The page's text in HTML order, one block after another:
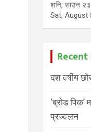
शनि, साउन
Sat, August
दश वर्षीय
‘ब्रोड पिक’
प्रज्वलन